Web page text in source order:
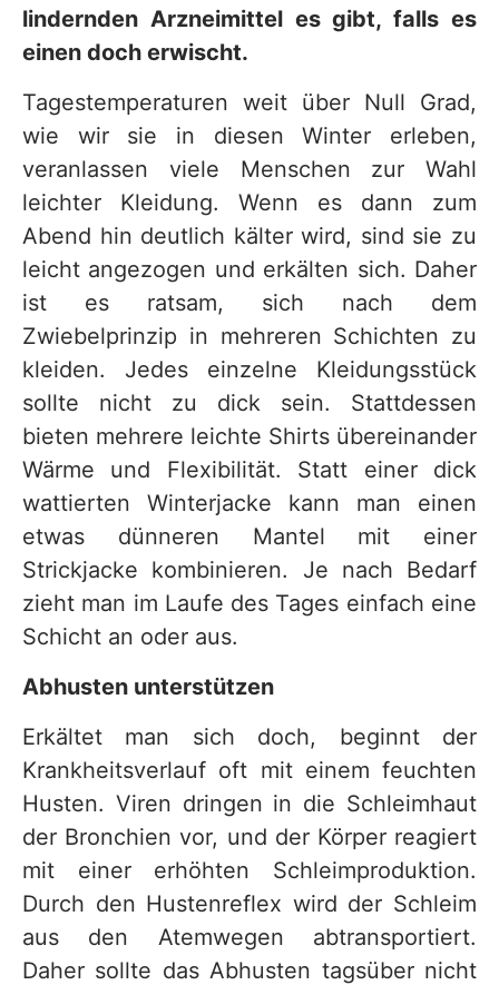
lindernden Arzneimittel es gibt, falls es
einen doch erwischt.
Tagestemperaturen weit über Null Grad,
wie wir sie in diesen Winter erleben,
veranlassen viele Menschen zur Wahl
leichter Kleidung. Wenn es dann zum
Abend hin deutlich kälter wird, sind sie zu
leicht angezogen und erkälten sich. Daher
ist es ratsam, sich nach dem
Zwiebelprinzip in mehreren Schichten zu
kleiden. Jedes einzelne Kleidungsstück
sollte nicht zu dick sein. Stattdessen
bieten mehrere leichte Shirts übereinander
Wärme und Flexibilität. Statt einer dick
wattierten Winterjacke kann man einen
etwas dünneren Mantel mit einer
Strickjacke kombinieren. Je nach Bedarf
zieht man im Laufe des Tages einfach eine
Schicht an oder aus.
Abhusten unterstützen
Erkältet man sich doch, beginnt der
Krankheitsverlauf oft mit einem feuchten
Husten. Viren dringen in die Schleimhaut
der Bronchien vor, und der Körper reagiert
mit einer erhöhten Schleimproduktion.
Durch den Hustenreflex wird der Schleim
aus den Atemwegen abtransportiert.
Daher sollte das Abhusten tagsüber nicht